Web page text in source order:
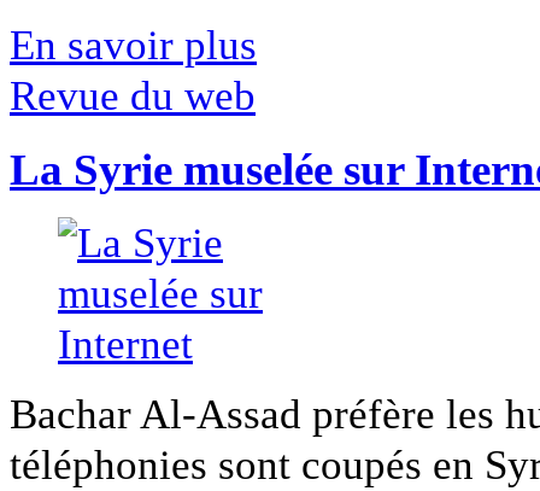
En savoir plus
Revue du web
La Syrie muselée sur
Bachar Al-Assad préfère les
téléphonies sont coupés en